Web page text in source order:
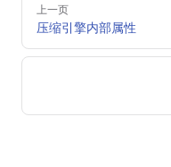
上一页
压缩引擎内部属性